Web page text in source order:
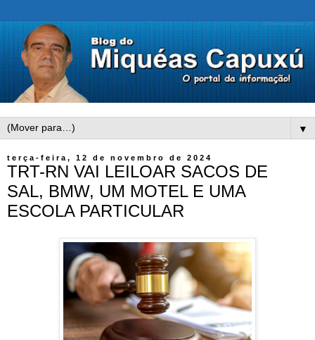
▼
terça-feira, 12 de novembro de 2024
TRT-RN VAI LEILOAR SACOS DE
SAL, BMW, UM MOTEL E UMA
ESCOLA PARTICULAR